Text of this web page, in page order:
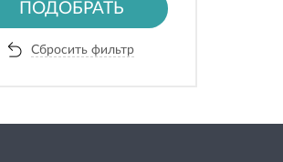
ПОДОБРАТЬ
Сбросить фильтр